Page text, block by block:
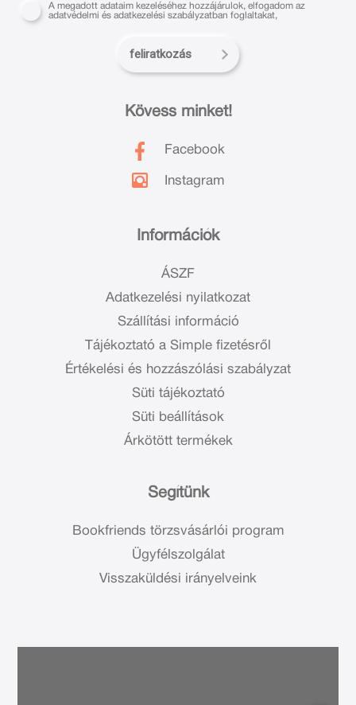
Információk
ÁSZF
Adatkezelési nyilatkozat
Szállítási információ
Tájékoztató a Simple fizetésről
Értékelési és hozzászólási szabályzat
Süti tájékoztató
Süti beállítások
Árkötött termékek
Segítünk
Bookfriends törzsvásárlói program
Ügyfélszolgálat
Visszaküldési irányelveink
Kövess minket!
Facebook
Instagram
A megadott adataim kezeléséhez hozzájárulok, elfogadom az
adatvédelmi és adatkezelési szabályzatban foglaltakat,
feliratkozás